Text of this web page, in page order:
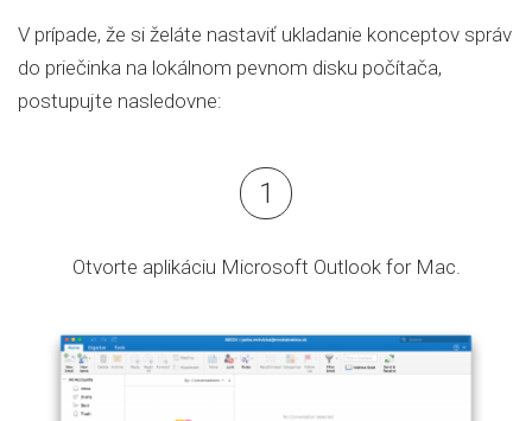
V prípade, že si želáte nastaviť ukladanie konceptov správ
do priečinka na lokálnom pevnom disku počítača,
postupujte nasledovne:
Otvorte aplikáciu Microsoft Outlook for Mac.